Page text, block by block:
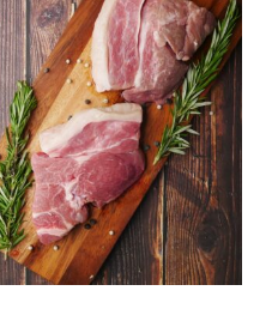
ancestrale
Viande